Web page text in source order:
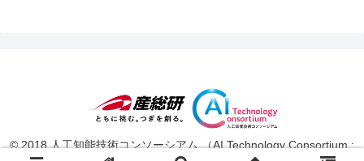
© 2018 人工知能技術コンソーシアム （AI Technology Consortium :